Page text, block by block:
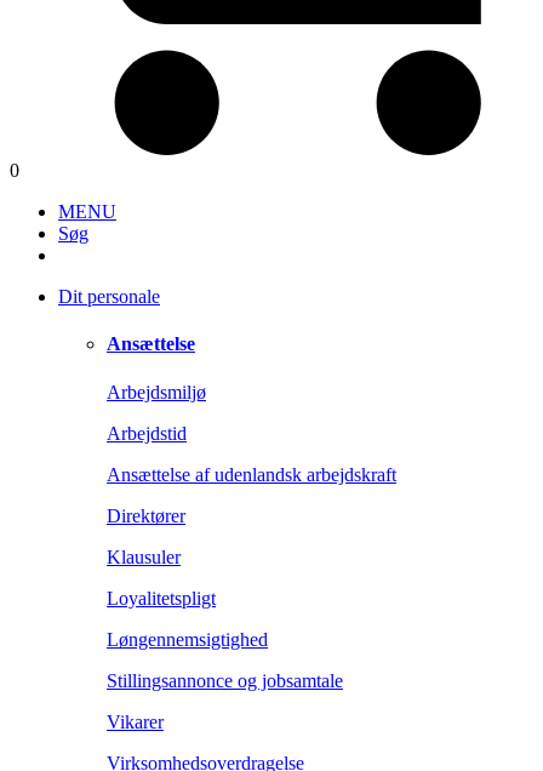
0
MENU
Søg
Dit personale
Ansættelse
Arbejdsmiljø
Arbejdstid
Ansættelse af udenlandsk arbejdskraft
Direktører
Klausuler
Loyalitetspligt
Løngennemsigtighed
Stillingsannonce og jobsamtale
Vikarer
Virksomhedsoverdragelse